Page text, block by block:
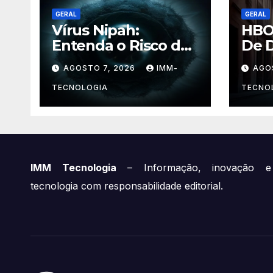
GERAL
Vírus Nipah:
Entenda o Risco de
um Novo Surto
Global e a
Preocupação dos
Especialistas
AGOSTO 7, 2026 IMM-
TECNOLOGIA
GERAL
De
IMM Tecnologia – Informação, inovação e
tecnologia com responsabilidade editorial.